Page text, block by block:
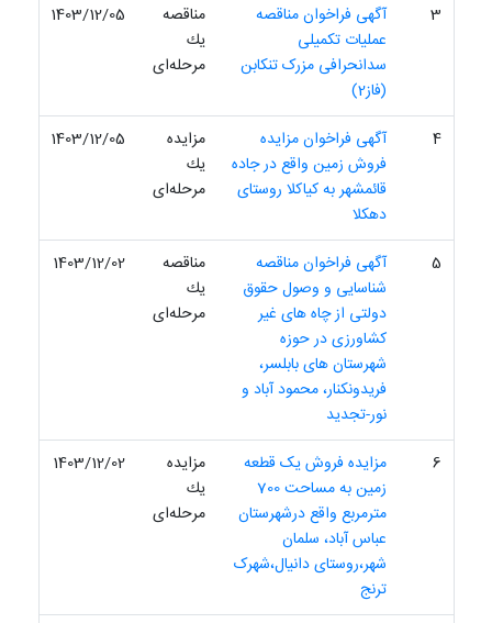
3
آگهی فراخوان مناقصه
عملیات تکمیلی
سدانحرافی مزرک تنکابن
(فاز2)
مناقصه
یك
مرحله‌ای
1403/12/05
4
آگهی فراخوان مزایده
فروش زمین واقع در جاده
قائمشهر به کیاکلا روستای
دهکلا
مزایده
یك
مرحله‌ای
1403/12/05
5
آگهی فراخوان مناقصه
شناسایی و وصول حقوق
دولتی از چاه های غیر
کشاورزی در حوزه
شهرستان های بابلسر،
فریدونکنار، محمود آباد و
نور-تجدید
مناقصه
یك
مرحله‌ای
1403/12/02
6
مزایده فروش یک قطعه
زمین به مساحت 700
مترمربع واقع درشهرستان
عباس آباد، سلمان
شهر،روستای دانیال،شهرک
ترنج
مزایده
یك
مرحله‌ای
1403/12/02